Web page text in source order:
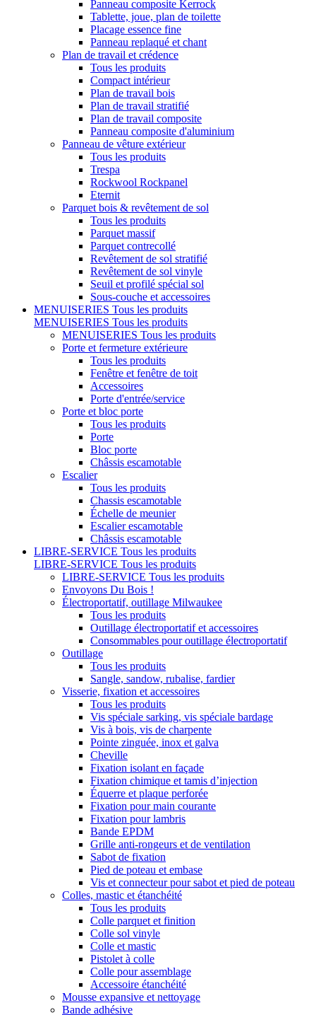
Panneau composite Kerrock
Tablette, joue, plan de toilette
Placage essence fine
Panneau replaqué et chant
Plan de travail et crédence
Tous les produits
Compact intérieur
Plan de travail bois
Plan de travail stratifié
Plan de travail composite
Panneau composite d'aluminium
Panneau de vêture extérieur
Tous les produits
Trespa
Rockwool Rockpanel
Eternit
Parquet bois & revêtement de sol
Tous les produits
Parquet massif
Parquet contrecollé
Revêtement de sol stratifié
Revêtement de sol vinyle
Seuil et profilé spécial sol
Sous-couche et accessoires
MENUISERIES Tous les produits
MENUISERIES Tous les produits
MENUISERIES Tous les produits
Porte et fermeture extérieure
Tous les produits
Fenêtre et fenêtre de toit
Accessoires
Porte d'entrée/service
Porte et bloc porte
Tous les produits
Porte
Bloc porte
Châssis escamotable
Escalier
Tous les produits
Chassis escamotable
Échelle de meunier
Escalier escamotable
Châssis escamotable
LIBRE-SERVICE Tous les produits
LIBRE-SERVICE Tous les produits
LIBRE-SERVICE Tous les produits
Envoyons Du Bois !
Électroportatif, outillage Milwaukee
Tous les produits
Outillage électroportatif et accessoires
Consommables pour outillage électroportatif
Outillage
Tous les produits
Sangle, sandow, rubalise, fardier
Visserie, fixation et accessoires
Tous les produits
Vis spéciale sarking, vis spéciale bardage
Vis à bois, vis de charpente
Pointe zinguée, inox et galva
Cheville
Fixation isolant en façade
Fixation chimique et tamis d’injection
Équerre et plaque perforée
Fixation pour main courante
Fixation pour lambris
Bande EPDM
Grille anti-rongeurs et de ventilation
Sabot de fixation
Pied de poteau et embase
Vis et connecteur pour sabot et pied de poteau
Colles, mastic et étanchéité
Tous les produits
Colle parquet et finition
Colle sol vinyle
Colle et mastic
Pistolet à colle
Colle pour assemblage
Accessoire étanchéité
Mousse expansive et nettoyage
Bande adhésive